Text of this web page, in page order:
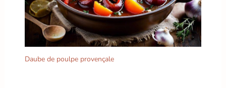
Daube de poulpe provençale